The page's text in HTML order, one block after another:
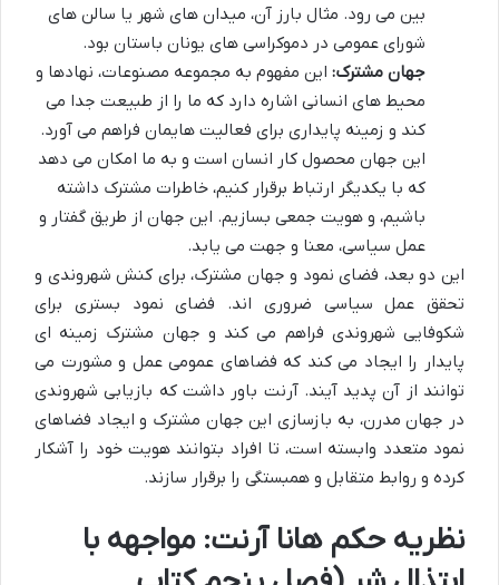
بین می رود. مثال بارز آن، میدان های شهر یا سالن های
شورای عمومی در دموکراسی های یونان باستان بود.
جهان مشترک: این مفهوم به مجموعه مصنوعات، نهادها و
محیط های انسانی اشاره دارد که ما را از طبیعت جدا می
کند و زمینه پایداری برای فعالیت هایمان فراهم می آورد.
این جهان محصول کار انسان است و به ما امکان می دهد
که با یکدیگر ارتباط برقرار کنیم، خاطرات مشترک داشته
باشیم، و هویت جمعی بسازیم. این جهان از طریق گفتار و
عمل سیاسی، معنا و جهت می یابد.
این دو بعد، فضای نمود و جهان مشترک، برای کنش شهروندی و
تحقق عمل سیاسی ضروری اند. فضای نمود بستری برای
شکوفایی شهروندی فراهم می کند و جهان مشترک زمینه ای
پایدار را ایجاد می کند که فضاهای عمومی عمل و مشورت می
توانند از آن پدید آیند. آرنت باور داشت که بازیابی شهروندی
در جهان مدرن، به بازسازی این جهان مشترک و ایجاد فضاهای
نمود متعدد وابسته است، تا افراد بتوانند هویت خود را آشکار
کرده و روابط متقابل و همبستگی را برقرار سازند.
نظریه حکم هانا آرنت: مواجهه با